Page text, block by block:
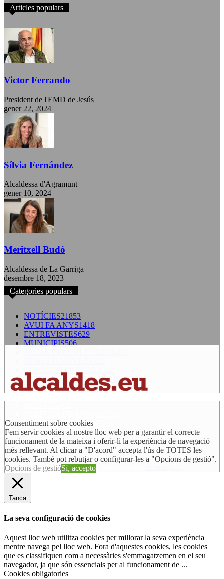
Articles populars
Victor Ferrando
President de l'EMD de Jesús
gener 22, 2024
Sílvia Fernández
Alcaldessa d'Agramunt
gener 10, 2024
Meritxell Budó
Alcaldessa de La Garriga
desembre 18, 2023
Categories populars
NOTÍCIES21853
AVUI FA ANYS1418
ENTREVISTES629
MUNICIPIS506
NOTÍCIES AJUNTAMENTS238
EXPERTS EN GESTIÓ123
POLÍTICA DE COOKIES
CARTES DEL LECTOR
QUI SOM?
BOTIGA
© 2020 tots els drets reservats. Manteniment
Consentiment sobre cookies
Fem servir cookies al nostre lloc web per a garantir el correcte
funcionament de la mateixa i oferir-li la experiència de navegació
més rellevant. Al clicar a "D'acord" accepta l'ús de TOTES les
cookies. També pot rebutjar o configurar-les a "Opcions de gestió".
Opcions de gestióSí, accepto
Tanca
La seva configuració de cookies
Aquest lloc web utilitza cookies per millorar la seva experiència
mentre navega pel lloc web. Fora d'aquestes cookies, les cookies
que es classifiquen com a necessàries s'emmagatzemen en el seu
navegador, ja que són essencials per al funcionament de ...
Cookies obligatories